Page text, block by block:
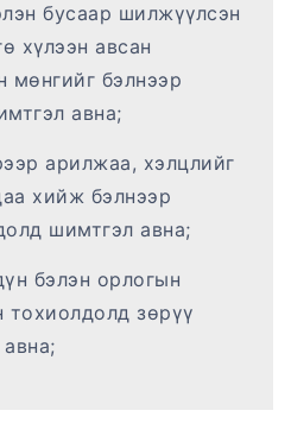
бусаар шилжүүлсэн
хүлээн авсан
мөнгийг бэлнээр
авна;
арилжаа, хэлцлийг
хийж бэлнээр
шимтгэл авна;
бэлэн орлогын
тохиолдолд зөрүү